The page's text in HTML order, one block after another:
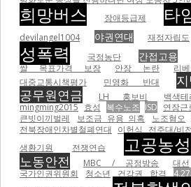
희망버스 장애등급제 타
devilangel1004
야권연대 재정자립도
성폭력
국정농단 간접고용
쌀 목표가격 보장
안장 논란 리
대중교통시책평가
민영화 반대
공무원연금 LH 홍보비 백색테
mingming2015 효성 복수노조 ISD 연장근
큰빗이끼벌레
보조금 유용 의혹 노조혐오
전북장애인차별철폐연대 이헌식 전주대/비
생환기원
전쟁연습 고공농성
노동안전 MBC / 공정방송 대선
국가인권위원회
청소년 건강권 합격